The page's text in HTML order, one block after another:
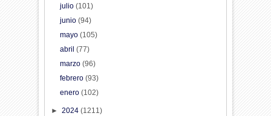
julio (101)
junio (94)
mayo (105)
abril (77)
marzo (96)
febrero (93)
enero (102)
►2024(1211)